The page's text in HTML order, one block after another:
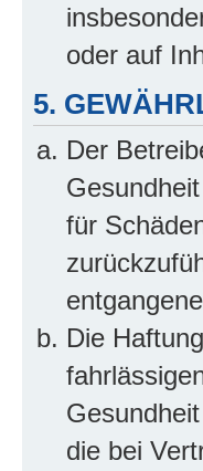
oder auf
5.
Der
für
Die
die bei